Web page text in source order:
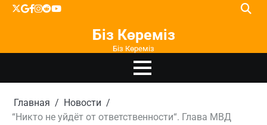
Перейти
X google
facebook
instagram
reddityoutube
Біз Көреміз
Біз Көреміз
Главная
Новости
“Никто не уйдёт от ответственности“. Глава МВД